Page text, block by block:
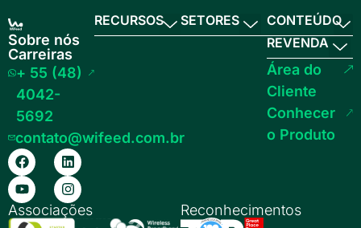
Sobre nós
Carreiras
+ 55 (48)
4042-
5692
contato@wifeed.com.br
RECURSOS SETORES
CONTEÚDO
REVENDA
Área do
Cliente
Conhecer
o Produto
Associações Reconhecimentos